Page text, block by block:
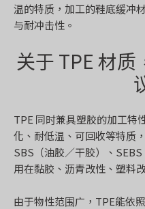
温的特质，加工的鞋底缓冲
与耐冲击性。
关于 TPE 材
TPE 同时兼具塑胶的加工特
化、耐低温、可回收等特质
SBS（油胶／干胶）、
用在黏胶、沥青改性、塑料
由于物性范围广，TPE能依